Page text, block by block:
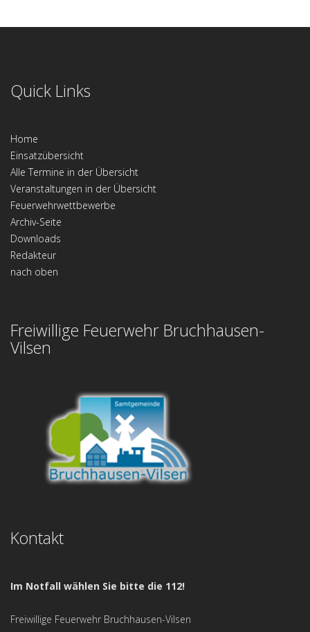
Quick Links
Home
Einsatzübersicht
Alle Termine in der Übersicht
Veranstaltungen in der Übersicht
Feuerwehrwettbewerbe
Archiv-Seite
Downloads
Redakteur
nach oben
Freiwillige Feuerwehr Bruchhausen-
Vilsen
Kontakt
Im Notfall wählen Sie bitte die 112!
Freiwillige Feuerwehr Bruchhausen-Vilsen